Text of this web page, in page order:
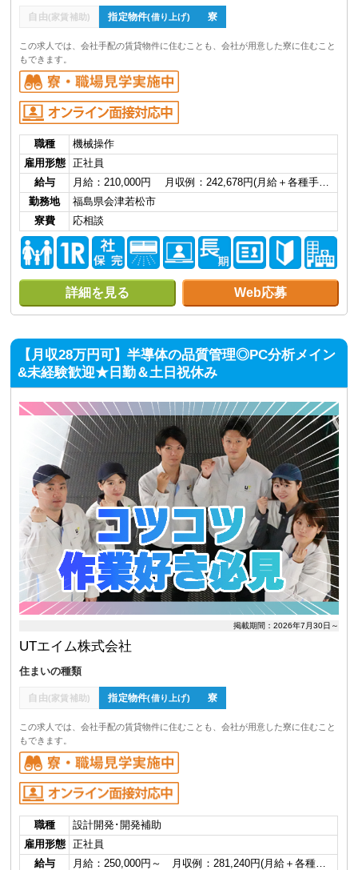
自由(家賃補助) 指定物件(借り上げ) 寮
この求人では、会社手配の賃貸物件に住むことも、会社が用意した寮に住むこと
もできます。
職種
機械操作
雇用形態
正社員
給与
月給：210,000円 月収例：242,678円(月給＋各種手…
勤務地
福島県会津若松市
寮費
応相談
詳細を見る Web応募
【月収28万円可】半導体の品質管理◎PC分析メイン
&未経験歓迎★日勤＆土日祝休み
掲載期間：2026年7月30日～
UTエイム株式会社
住まいの種類
自由(家賃補助) 指定物件(借り上げ) 寮
この求人では、会社手配の賃貸物件に住むことも、会社が用意した寮に住むこと
もできます。
職種
設計開発･開発補助
雇用形態
正社員
給与
月給：250,000円～ 月収例：281,240円(月給＋各種…